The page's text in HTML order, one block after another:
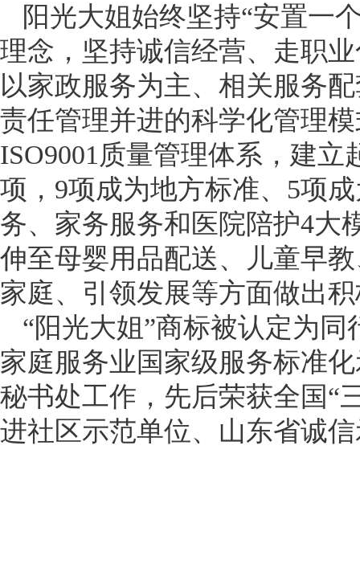
阳光大姐始终坚持“安置一
理念，坚持诚信经营、走职
以家政服务为主、相关服务
责任管理并进的科学化管理
ISO9001质量管理体系，建
项，9项成为地方标准、5项
务、家务服务和医院陪护4大
伸至母婴用品配送、儿童早
家庭、引领发展等方面做出
“阳光大姐”商标被认定为
家庭服务业国家级服务标准
秘书处工作，先后荣获全国“
进社区示范单位、山东省诚